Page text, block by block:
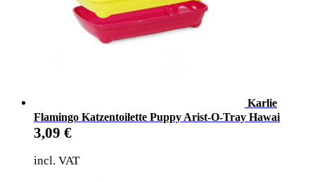
Karlie
Flamingo Katzentoilette Puppy Arist-O-Tray Hawai
3,09 €
incl. VAT